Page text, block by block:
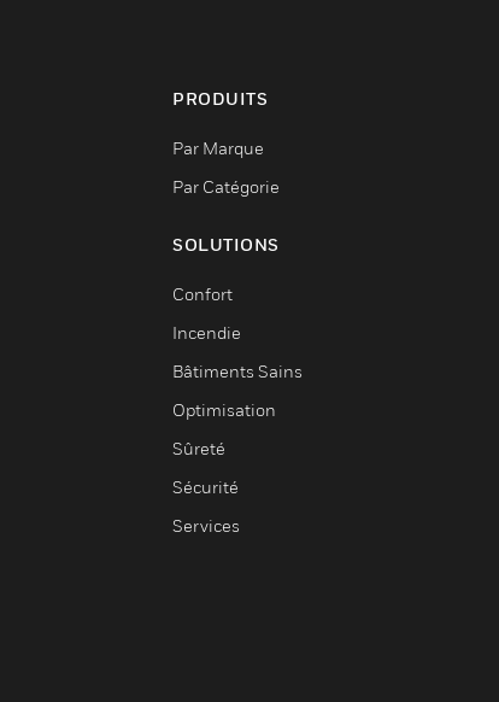
PRODUITS
Par Marque
Par Catégorie
SOLUTIONS
Confort
Incendie
Bâtiments Sains
Optimisation
Sûreté
Sécurité
Services